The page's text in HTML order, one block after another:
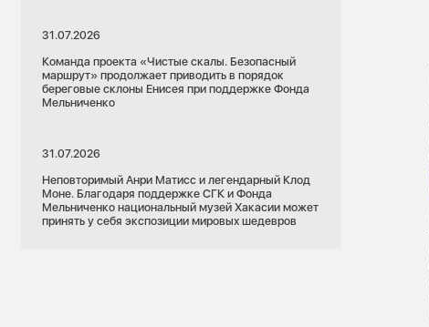
31.07.2026
Команда проекта «Чистые скалы. Безопасный
маршрут» продолжает приводить в порядок
береговые склоны Енисея при поддержке Фонда
Мельниченко
31.07.2026
Неповторимый Анри Матисс и легендарный Клод
Моне. Благодаря поддержке СГК и Фонда
Мельниченко национальный музей Хакасии может
принять у себя экспозиции мировых шедевров